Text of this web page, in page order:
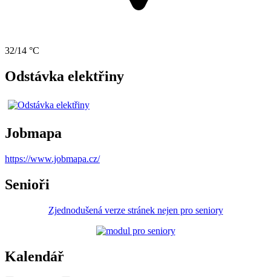
32/14 °C
Odstávka elektřiny
Jobmapa
https://www.jobmapa.cz/
Senioři
Zjednodušená verze stránek nejen pro seniory
Kalendář